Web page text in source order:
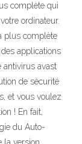
complète qui
ordinateur.
plus complète
applications
antivirus avast
de sécurité
et vous voulez
! En fait,
du Auto-